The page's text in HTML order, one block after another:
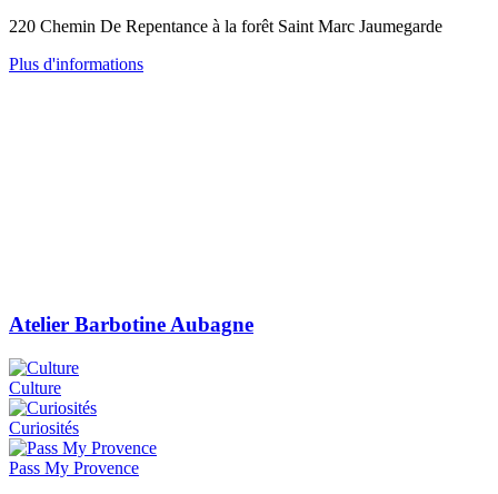
220 Chemin De Repentance à la forêt Saint Marc Jaumegarde
Plus d'informations
Atelier Barbotine Aubagne
Culture
Curiosités
Pass My Provence